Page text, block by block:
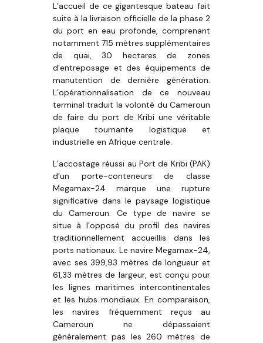
L’accueil de ce gigantesque bateau fait
suite à la livraison officielle de la phase 2
du port en eau profonde, comprenant
notamment 715 mètres supplémentaires
de quai, 30 hectares de zones
d’entreposage et des équipements de
manutention de dernière génération.
L’opérationnalisation de ce nouveau
terminal traduit la volonté du Cameroun
de faire du port de Kribi une véritable
plaque tournante logistique et
industrielle en Afrique centrale.
L’accostage réussi au Port de Kribi (PAK)
d’un porte-conteneurs de classe
Megamax-24 marque une rupture
significative dans le paysage logistique
du Cameroun. Ce type de navire se
situe à l’opposé du profil des navires
traditionnellement accueillis dans les
ports nationaux. Le navire Megamax-24,
avec ses 399,93 mètres de longueur et
61,33 mètres de largeur, est conçu pour
les lignes maritimes intercontinentales
et les hubs mondiaux. En comparaison,
les navires fréquemment reçus au
Cameroun ne dépassaient
généralement pas les 260 mètres de